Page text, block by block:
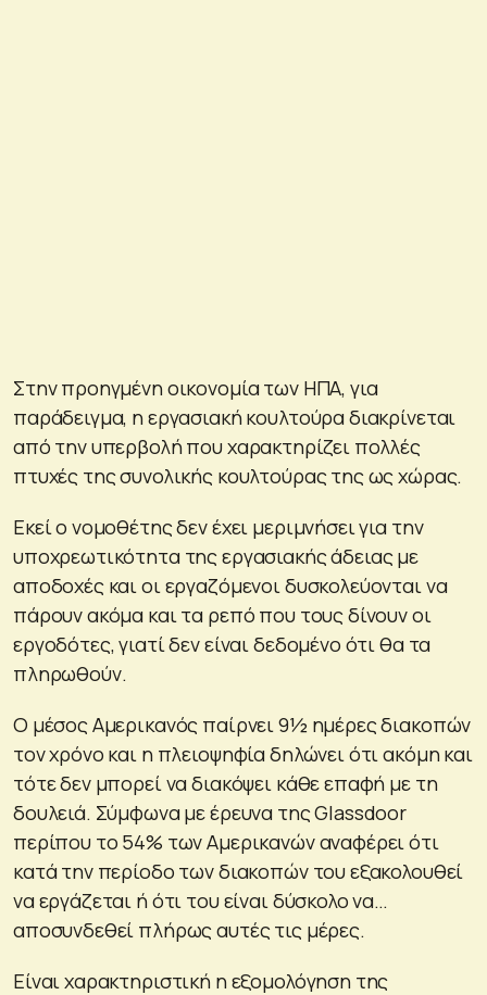
Στην προηγμένη οικονομία των ΗΠΑ, για
παράδειγμα, η εργασιακή κουλτούρα διακρίνεται
από την υπερβολή που χαρακτηρίζει πολλές
πτυχές της συνολικής κουλτούρας της ως χώρας.
Εκεί ο νομοθέτης δεν έχει μεριμνήσει για την
υποχρεωτικότητα της εργασιακής άδειας με
αποδοχές και οι εργαζόμενοι δυσκολεύονται να
πάρουν ακόμα και τα ρεπό που τους δίνουν οι
εργοδότες, γιατί δεν είναι δεδομένο ότι θα τα
πληρωθούν.
Ο μέσος Αμερικανός παίρνει 9½ ημέρες διακοπών
τον χρόνο και η πλειοψηφία δηλώνει ότι ακόμη και
τότε δεν μπορεί να διακόψει κάθε επαφή με τη
δουλειά. Σύμφωνα με έρευνα της Glassdoor
περίπου το 54% των Αμερικανών αναφέρει ότι
κατά την περίοδο των διακοπών του εξακολουθεί
να εργάζεται ή ότι του είναι δύσκολο να…
αποσυνδεθεί πλήρως αυτές τις μέρες.
Είναι χαρακτηριστική η εξομολόγηση της